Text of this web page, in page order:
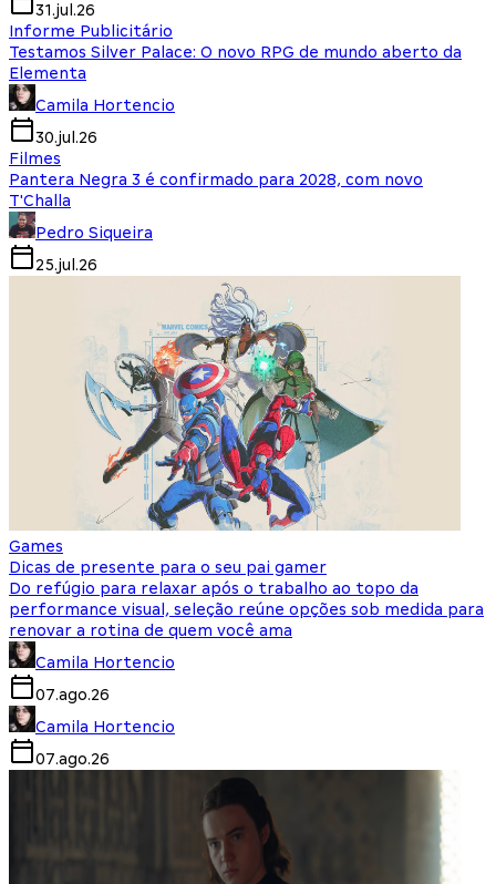
31.jul.26
Informe Publicitário
Testamos Silver Palace: O novo RPG de mundo aberto da
Elementa
Camila Hortencio
30.jul.26
Filmes
Pantera Negra 3 é confirmado para 2028, com novo
T'Challa
Pedro Siqueira
25.jul.26
Games
Dicas de presente para o seu pai gamer
Do refúgio para relaxar após o trabalho ao topo da
performance visual, seleção reúne opções sob medida para
renovar a rotina de quem você ama
Camila Hortencio
07.ago.26
Camila Hortencio
07.ago.26